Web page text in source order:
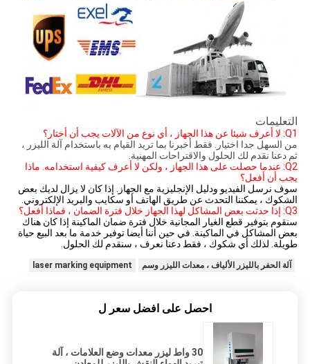
التعليمات
Q1: لا أعرف شيئا عن هذا الجهاز ، أي نوع من الآلات يجب أن أختار؟
من السهل جدا اختيار. فقط أخبرنا بما تريد القيام به باستخدام آلة الليزر ،
ثم دعنا نقدم لك الحلول والاقتراحات المهنية.
Q2: عندما حصلت على هذا الجهاز ، ولكن لا أعرف كيفية استخدامه.
ماذا
يجب أن أفعل؟
سوف نرسل الفيديو ودليل الإنجليزية مع الجهاز. إذا كان لا يزال لديك بعض
الشكوك ، يمكننا التحدث عن طريق الهاتف أو سكايب والبريد الإلكتروني.
Q3: إذا حدثت بعض المشاكل لهذا الجهاز خلال فترة الضمان ، فماذا أفعل؟
سنقوم بتوفير قطع الغيار المجانية خلال فترة ضمان الماكينة إذا كان هناك
بعض المشاكل في الماكينة. في حين أننا أيضا توفير خدمة ما بعد البيع حياة
طويلة. لذلك أي شكوك ، فقط دعنا نعرف ، سنقدم لك الحلول.
آلة الحفر بالليزر الألياف ، معدات الليزر وسم laser marking equipment
احصل على افضل سعر ل
30 واط ليزر معدات وضع العلامات ، آلة